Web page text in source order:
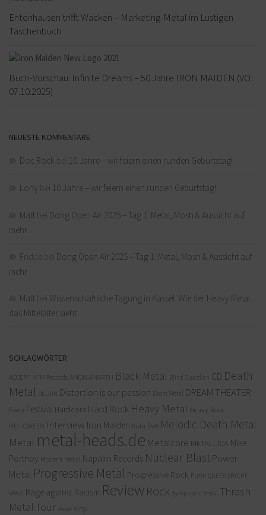
Entenhausen trifft Wacken – Marketing-Metal im Lustigen
Taschenbuch
Buch-Vorschau: Infinite Dreams – 50 Jahre IRON MAIDEN (VÖ:
07.10.2025)
NEUESTE KOMMENTARE
Doc Rock 10 Jahre – wir feiern einen runden Geburtstag!
Lony 10 Jahre – wir feiern einen runden Geburtstag!
Matt
Dong Open Air 2025 – Tag 1: Metal, Mosh & Aussicht auf
mehr
Dong Open Air 2025 – Tag 1: Metal, Mosh & Aussicht auf
mehr
Matt
Wissenschaftliche Tagung in Kassel: Wie der Heavy Metal
das Mittelalter sieht
SCHLAGWÖRTER
ACCEPT AFM Records AMON AMARTH Black Metal Blind Guardian CD Death
Metal
DELAIN Distortion is our passion Doom Metal DREAM THEATER
Essen Festival Hardcore Hard Rock Heavy Metal Heavy Rock
HELLOWEEN Interview Iron Maiden Köln live Melodic Death Metal
Metal metal-heads.de Metalcore METALLICA MIke
Portnoy Modern Metal Napalm Records Nuclear Blast Power
Metal Progressive Metal Progressive Rock Punk QUEENSRYCHE
RAGE Rage against Racism Review Rock Symphonic Metal
Thrash
Metal Tour Video Vinyl